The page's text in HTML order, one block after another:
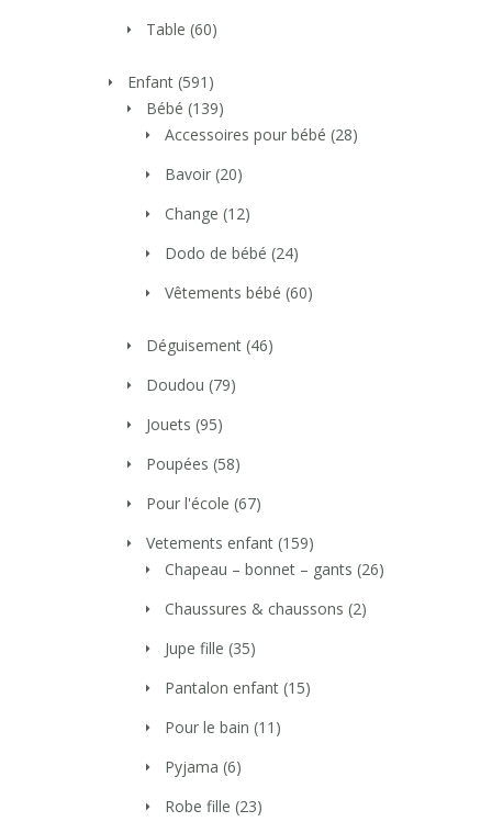
Table (60)
Enfant (591)
Bébé (139)
Accessoires pour bébé (28)
Bavoir (20)
Change (12)
Dodo de bébé (24)
Vêtements bébé (60)
Déguisement (46)
Doudou (79)
Jouets (95)
Poupées (58)
Pour l'école (67)
Vetements enfant (159)
Chapeau – bonnet – gants (26)
Chaussures & chaussons (2)
Jupe fille (35)
Pantalon enfant (15)
Pour le bain (11)
Pyjama (6)
Robe fille (23)